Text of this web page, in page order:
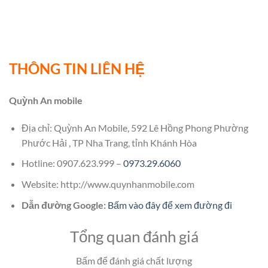
THÔNG TIN LIÊN HỆ
Quỳnh An mobile
Địa chỉ: Quỳnh An Mobile, 592 Lê Hồng Phong Phường
Phước Hải , TP Nha Trang, tỉnh Khánh Hòa
Hotline: 0907.623.999 – 0973.29.6060
Website: http://www.quynhanmobile.com
Dẫn đường Google: Bấm vào đây để xem đường đi
Tổng quan đánh giá
Bấm để đánh giá chất lượng